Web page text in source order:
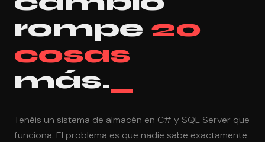
rompe 20
cosas
más.
Tenéis un sistema de almacén en C# y SQL Server que
funciona. El problema es que nadie sabe exactamente